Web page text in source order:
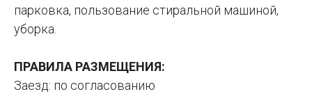
парковка, пользование стиральной машиной,
уборка.
ПРАВИЛА РАЗМЕЩЕНИЯ:
Заезд: по согласованию